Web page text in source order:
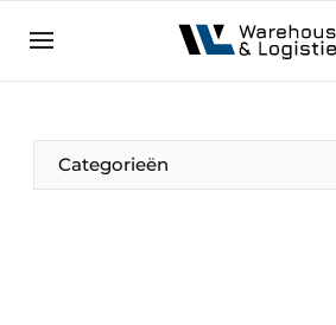
NL EN
Categorieën